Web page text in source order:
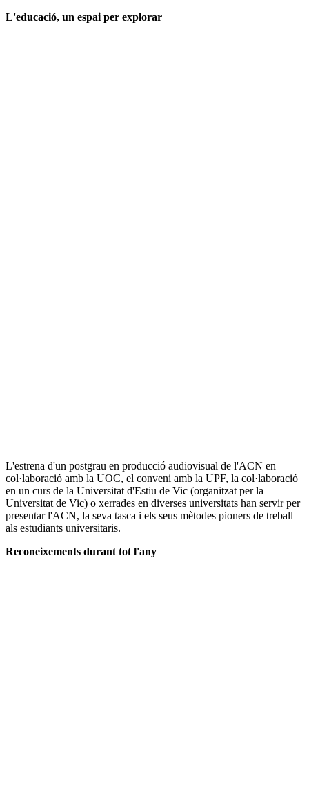
L'educació, un espai per explorar
L'estrena d'un postgrau en producció audiovisual de l'ACN en
col·laboració amb la UOC, el conveni amb la UPF, la col·laboració
en un curs de la Universitat d'Estiu de Vic (organitzat per la
Universitat de Vic) o xerrades en diverses universitats han servir per
presentar l'ACN, la seva tasca i els seus mètodes pioners de treball
als estudiants universitaris.
Reconeixements durant tot l'any